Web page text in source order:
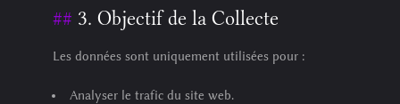
3. Objectif de la Collecte
Les données sont uniquement utilisées pour :
Analyser le trafic du site web.